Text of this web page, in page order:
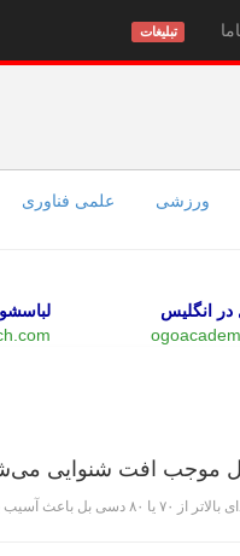
تبلیغات
ورزشی علمی فناوری
انگلیس
افت شنوایی می‌شود.